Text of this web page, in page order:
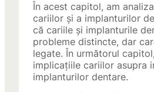
În acest capitol, am
cariilor și a implanturilor
că cariile și implanturile
probleme distincte, dar
legate. În următorul
implicațiile cariilor asupra
implanturilor dentare.